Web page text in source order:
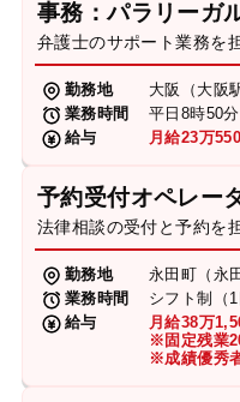
事務：パラリーガ
弁護士のサポート業務を
勤務地
大阪（大阪
業務時間
平日8時50
給与
月給23万
予約受付オペレー
法律相談の受付と予約を
勤務地
永田町（永
業務時間
シフト制（
給与
月給38万
※固定残業
※成績優秀